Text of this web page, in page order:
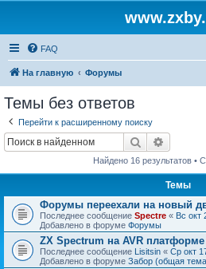
FAQ
На главную Форумы
Темы без ответов
Перейти к расширенному поиску
Поиск
Найдено 16 результатов •
Темы
Форумы переехали на новый
Последнее сообщение Spectre « Вс окт
Добавлено в форуме Форумы
ZX Spectrum на AVR платформе
Последнее сообщение Lisitsin « Ср окт
Добавлено в форуме Забор (общая